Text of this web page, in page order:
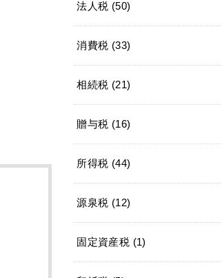
法人税 (50)
消費税 (33)
相続税 (21)
贈与税 (16)
所得税 (44)
源泉税 (12)
固定資産税 (1)